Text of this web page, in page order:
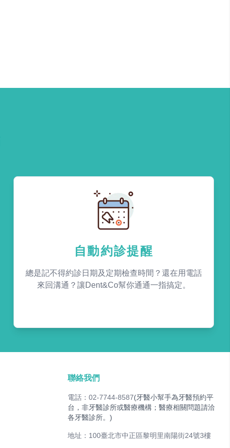
自動約診提醒
總是記不得約診日期及定期檢查時間？還在用電話
來回溝通？讓Dent&Co幫你通通一指搞定。
聯絡我們
電話：02-7744-8587(牙醫小幫手為牙醫預約平
台，非牙醫診所或醫療機構；醫療相關問題請洽
各牙醫診所。)
地址：100臺北市中正區黎明里南陽街24號3樓